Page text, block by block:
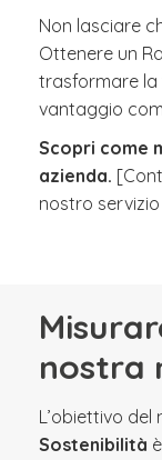
Non lasciare
Ottenere un
trasformare la
vantaggio
Scopri come
azienda.
nostro
nostra
L’obiettivo del
Sostenibilità